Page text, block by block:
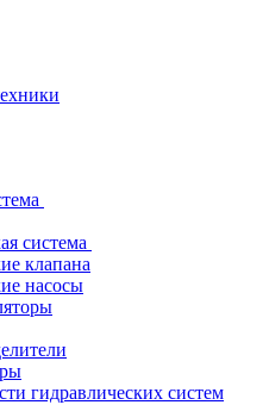
система
клапана
насосы
гидравлических систем